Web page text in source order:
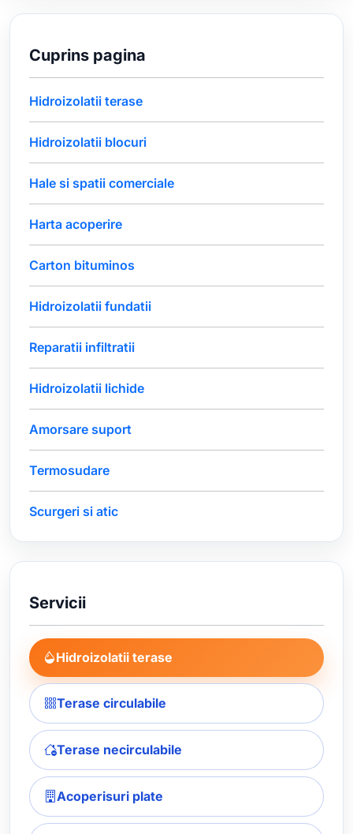
Cuprins pagina
Hidroizolatii terase
Hidroizolatii blocuri
Hale si spatii comerciale
Harta acoperire
Carton bituminos
Hidroizolatii fundatii
Reparatii infiltratii
Hidroizolatii lichide
Amorsare suport
Termosudare
Scurgeri si atic
Servicii
Hidroizolatii terase
Terase circulabile
Terase necirculabile
Acoperisuri plate